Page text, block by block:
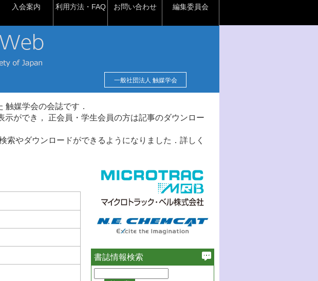
入会案内 利用方法・FAQ お問い合わせ 編集委員会
一般社団法人 触媒学会
触媒学会の会誌です．
ができ， 正会員・学生会員の方は記事のダウンロー
やダウンロードができるようになりました．詳しく
書誌情報検索